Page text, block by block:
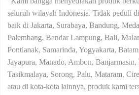
seluruh wilayah Indonesia. Tidak peduli
baik di Jakarta, Surabaya, Bandung,
Palembang, Bandar Lampung, Bali,
Pontianak, Samarinda, Yogyakarta,
Jayapura, Manado, Ambon, Banjarmasin,
Tasikmalaya, Sorong, Palu, Mataram,
atau di kota-kota lainnya, produk kami